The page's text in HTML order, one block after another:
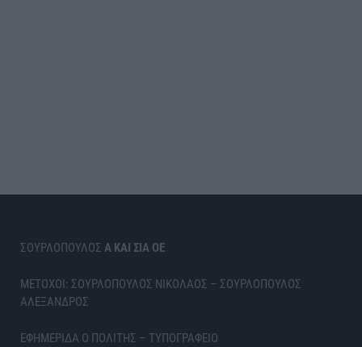
ΣΟΥΡΛΟΠΟΥΛΟΣ Α ΚΑΙ ΣΙΑ ΟΕ
ΜΕΤΟΧΟΙ: ΣΟΥΡΛΟΠΟΥΛΟΣ ΝΙΚΟΛΑΟΣ – ΣΟΥΡΛΟΠΟΥΛΟΣ
ΑΛΕΞΑΝΔΡΟΣ
ΕΦΗΜΕΡΙΔΑ Ο ΠΟΛΙΤΗΣ – ΤΥΠΟΓΡΑΦΕΙΟ